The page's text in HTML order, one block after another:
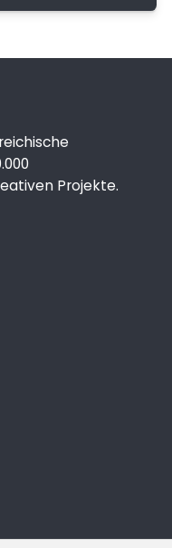
Projekte.